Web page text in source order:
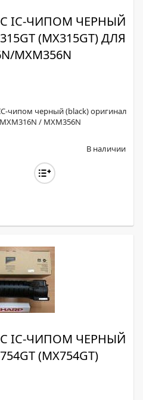
IC-ЧИПОМ ЧЕРНЫЙ
(MX315GT) ДЛЯ
MXM356N
чипом черный (black) оригинал
/ MXM356N
В наличии
IC-ЧИПОМ ЧЕРНЫЙ
(MX754GT)